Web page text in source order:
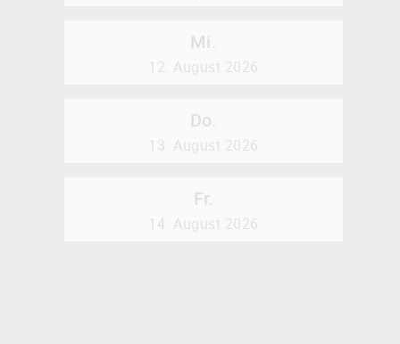
Mi.
12. August 2026
Do.
13. August 2026
Fr.
14. August 2026